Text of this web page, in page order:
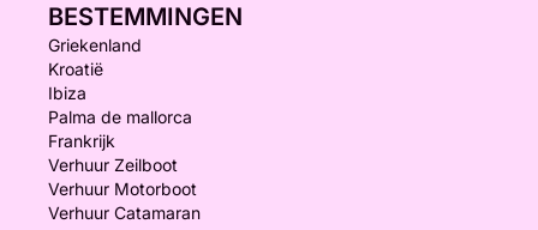
BESTEMMINGEN
Griekenland
Kroatië
Ibiza
Palma de mallorca
Frankrijk
Verhuur Zeilboot
Verhuur Motorboot
Verhuur Catamaran